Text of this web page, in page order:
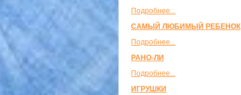
Подробнее...
САМЫЙ ЛЮБИМЫЙ РЕБЕНОК
Подробнее...
РАНО-ЛИ
Подробнее...
ИГРУШКИ